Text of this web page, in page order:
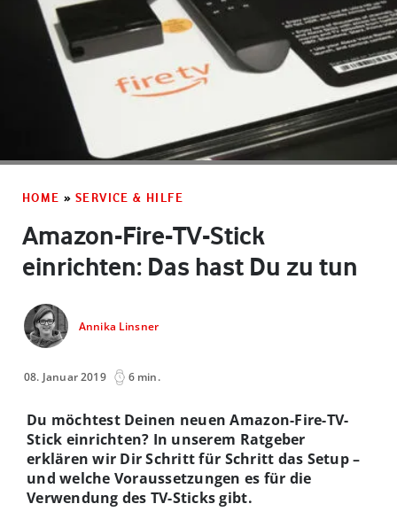
HOME » SERVICE & HILFE
Amazon-Fire-TV-Stick
einrichten: Das hast Du zu tun
Annika Linsner
08. Januar 2019 6 min.
Du möchtest Deinen neuen Amazon-Fire-TV-
Stick einrichten? In unserem Ratgeber
erklären wir Dir Schritt für Schritt das Setup –
und welche Voraussetzungen es für die
Verwendung des TV-Sticks gibt.